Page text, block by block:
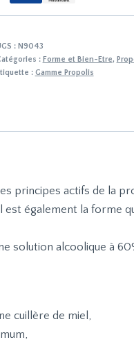
: N9043
: Forme et Bien-Etre,
: Gamme Propolis
principes actifs de la
également la forme
alcoolique à
cuillère de miel,